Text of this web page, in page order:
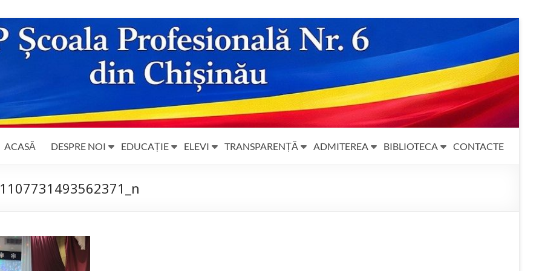
ACASĂ DESPRE NOI EDUCAȚIE ELEVI TRANSPARENȚĂ ADMITEREA BIBLIOTECA CONTACTE